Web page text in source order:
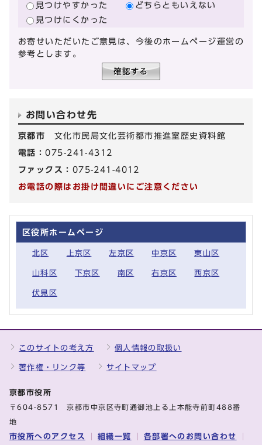
見つけやすかった
どちらともいえない
見つけにくかった
お寄せいただいたご意見は、今後のホームページ運営の
参考とします。
お問い合わせ先
京都市 文化市民局文化芸術都市推進室歴史資料館
電話：075-241-4312
ファックス： 075-241-4012
お電話の際はお掛け間違いにご注意ください
区役所ホームページ
北区 上京区 左京区 中京区 東山区
山科区 下京区 南区 右京区 西京区
伏見区
このサイトの考え方 個人情報の取扱い
著作権・リンク等 サイトマップ
京都市役所
〒604-8571 京都市中京区寺町通御池上る上本能寺前町488番
地
市役所へのアクセス 組織一覧 各部署へのお問い合わせ